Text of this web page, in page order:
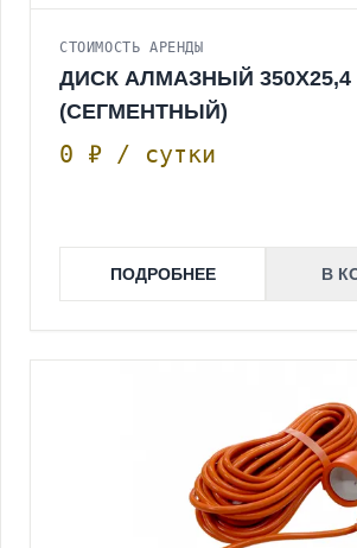
СТОИМОСТЬ АРЕНДЫ
ДИСК АЛМАЗНЫЙ
(СЕГМЕНТНЫЙ)
0 ₽ / сутки
ПОДРОБНЕЕ В